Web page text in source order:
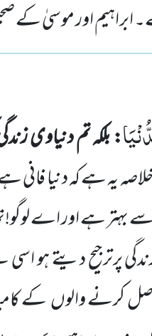
اور موسیٰ کے
: بلکہ تم دنیاوی
یہ ہے کہ دنیا فانی
بہتر ہے اور اے
پرترجیح دیتے ہو
کرنے والوں کے